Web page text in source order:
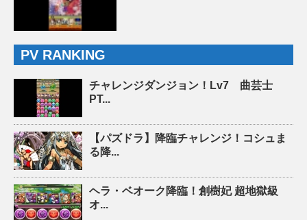
PV RANKING
チャレンジダンジョン！Lv7 曲芸士
PT...
【パズドラ】降臨チャレンジ！コシュま
る降...
ヘラ・ベオーク降臨！創樹妃 超地獄級
オ...